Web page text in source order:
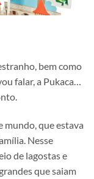
bem como
falar, a Pukaca…
mundo, que estava
Nesse
de lagostas e
que saiam